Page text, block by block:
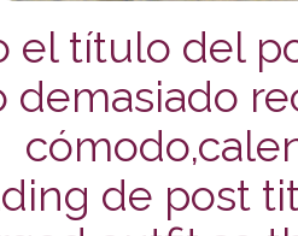
el título del
demasiado
de post